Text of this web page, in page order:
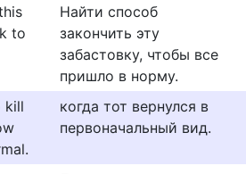
to
Найти способ
закончить эту
забастовку, чтобы все
пришло в норму.
kill
когда тот вернулся в
первоначальный вид.